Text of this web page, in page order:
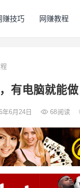
赚技巧 网赚教程
有电脑就能
年6月24日 68阅读